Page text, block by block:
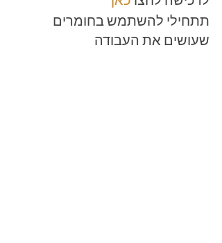
תתחילי להשתמש בחומרים
שעושים את העבודה